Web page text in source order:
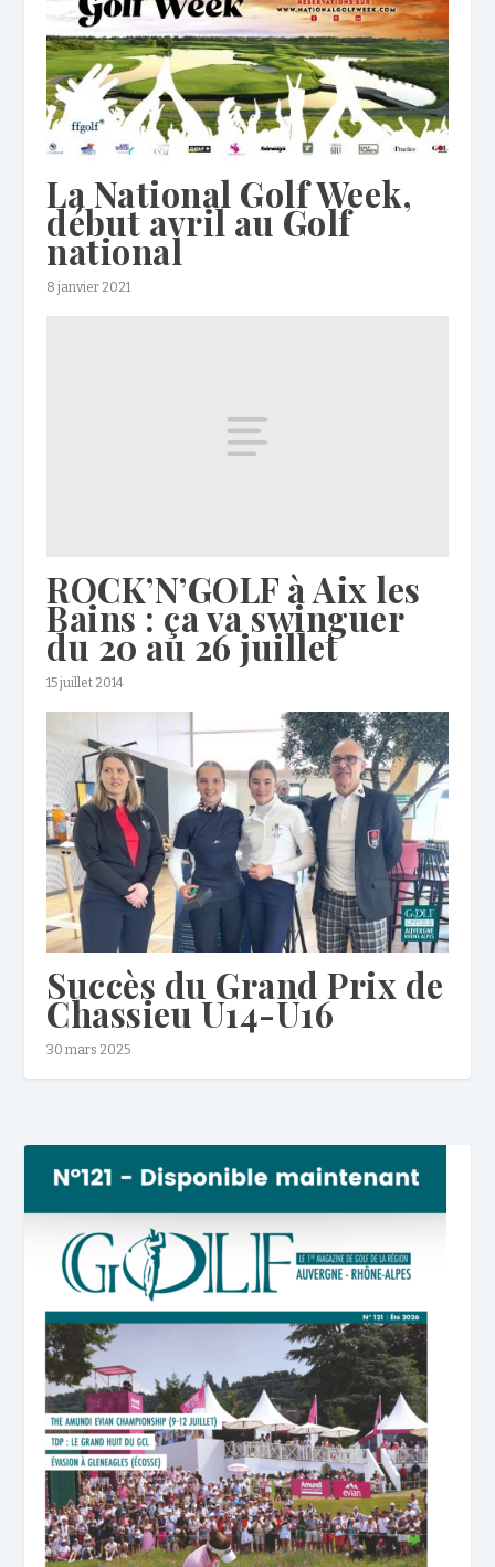
La National Golf Week,
début avril au Golf
national
8 janvier 2021
ROCK’N’GOLF à Aix les
Bains : ça va swinguer
du 20 au 26 juillet
15 juillet 2014
Succès du Grand Prix de
Chassieu U14-U16
30 mars 2025